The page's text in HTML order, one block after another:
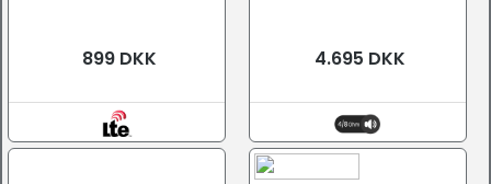
899 DKK 4.695 DKK